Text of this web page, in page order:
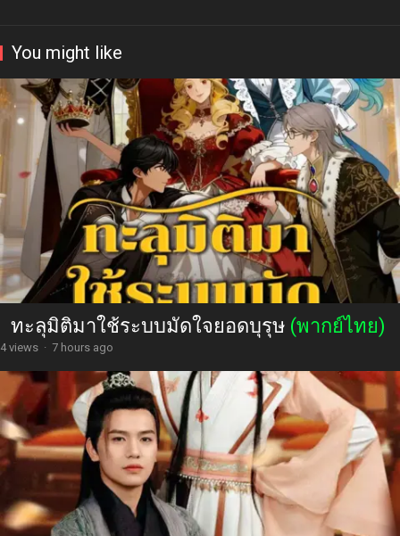
You might like
ทะลุมิติมาใช้ระบบมัดใจยอดบุรุษ (พากย์ไทย)
4 views · 7 hours ago